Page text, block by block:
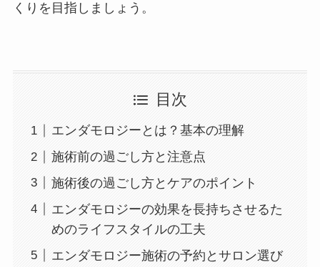
くりを目指しましょう。
目次
エンダモロジーとは？基本の理解
施術前の過ごし方と注意点
施術後の過ごし方とケアのポイント
エンダモロジーの効果を長持ちさせるた
めのライフスタイルの工夫
エンダモロジー施術の予約とサロン選び